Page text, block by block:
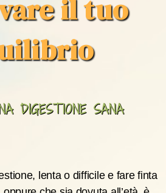
il tuo
DIGESTIONE SANA​
lenta o difficile e fare finta